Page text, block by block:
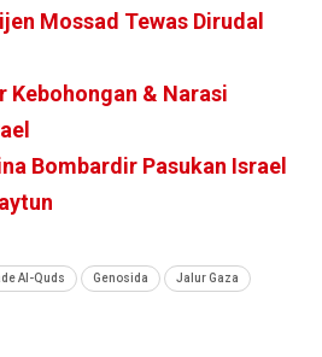
Mossad Tewas Dirudal
Kebohongan & Narasi
Bombardir Pasukan Israel
Al-Quds Genosida Jalur Gaza